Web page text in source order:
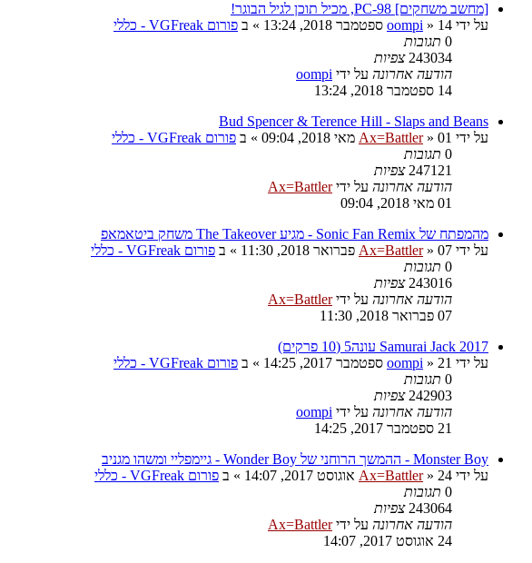
[מחשב משחקים] PC-98, מכיל תוכן לגיל הבוגר!
על ידי
oompi » 14 ספטמבר 2018, 13:24 » ב פורום VGFreak - כללי
0 תגובות
243034 צפיות
הודעה אחרונה על ידי oompi
14 ספטמבר 2018, 13:24
Bud Spencer & Terence Hill - Slaps and Beans
על ידי
Ax=Battler» 01 מאי 2018, 09:04 » ב פורום VGFreak - כללי
0 תגובות
247121 צפיות
הודעה אחרונה על ידיAx=Battler
01 מאי 2018, 09:04
מהמפתח של Sonic Fan Remix - מגיע The Takeover משחק ביטאמאפ
על ידי
Ax=Battler» 07 פברואר 2018, 11:30 » ב פורום VGFreak - כללי
0 תגובות
243016 צפיות
הודעה אחרונה על ידיAx=Battler
07 פברואר 2018, 11:30
Samurai Jack 2017 עונה5 (10 פרקים)
על ידי
oompi » 21 ספטמבר 2017, 14:25 » ב פורום VGFreak - כללי
0 תגובות
242903 צפיות
הודעה אחרונה על ידי oompi
21 ספטמבר 2017, 14:25
Monster Boy - ההמשך הרוחני של Wonder Boy - גיימפליי ומשהו מגניב
על ידי
Ax=Battler» 24 אוגוסט 2017, 14:07 » ב פורום VGFreak - כללי
0 תגובות
243064 צפיות
הודעה אחרונה על ידיAx=Battler
24 אוגוסט 2017, 14:07